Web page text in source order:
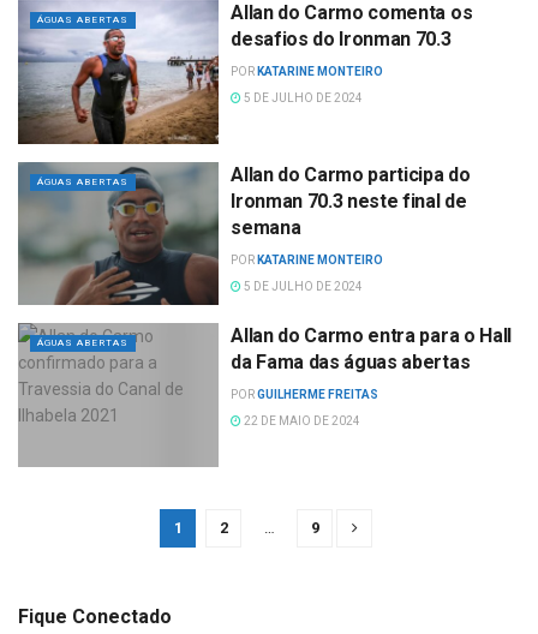
ÁGUAS ABERTAS
Allan do Carmo comenta os
desafios do Ironman 70.3
POR KATARINE MONTEIRO
5 DE JULHO DE 2024
ÁGUAS ABERTAS
Allan do Carmo participa do
Ironman 70.3 neste final de
semana
POR KATARINE MONTEIRO
5 DE JULHO DE 2024
ÁGUAS ABERTAS
Allan do Carmo entra para o Hall
da Fama das águas abertas
PORGUILHERME FREITAS
22 DE MAIO DE 2024
1 2 9
Fique Conectado